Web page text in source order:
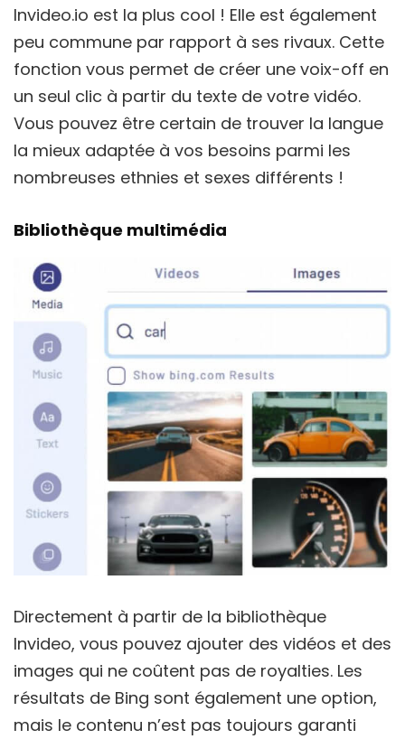
Invideo.io est la plus cool ! Elle est également
peu commune par rapport à ses rivaux. Cette
fonction vous permet de créer une voix-off en
un seul clic à partir du texte de votre vidéo.
Vous pouvez être certain de trouver la langue
la mieux adaptée à vos besoins parmi les
nombreuses ethnies et sexes différents !
Bibliothèque multimédia
Directement à partir de la bibliothèque
Invideo, vous pouvez ajouter des vidéos et des
images qui ne coûtent pas de royalties. Les
résultats de Bing sont également une option,
mais le contenu n’est pas toujours garanti